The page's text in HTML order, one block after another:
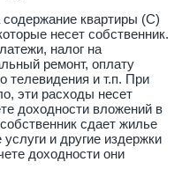
квартиры (С)
несет собственник.
налог на
ремонт, оплату
телевидения и т.п. При
эти расходы несет
доходности вложений в
сдает жилье
и другие издержки
доходности они